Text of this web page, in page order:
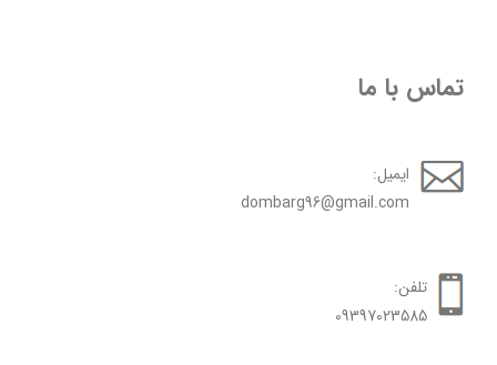
تماس با ما
ایمیل:
dombarg96@gmail.com
تلفن:
09397023585